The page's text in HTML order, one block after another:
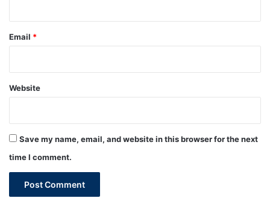
Email *
Website
Save my name, email, and website in this browser for the next
time I comment.